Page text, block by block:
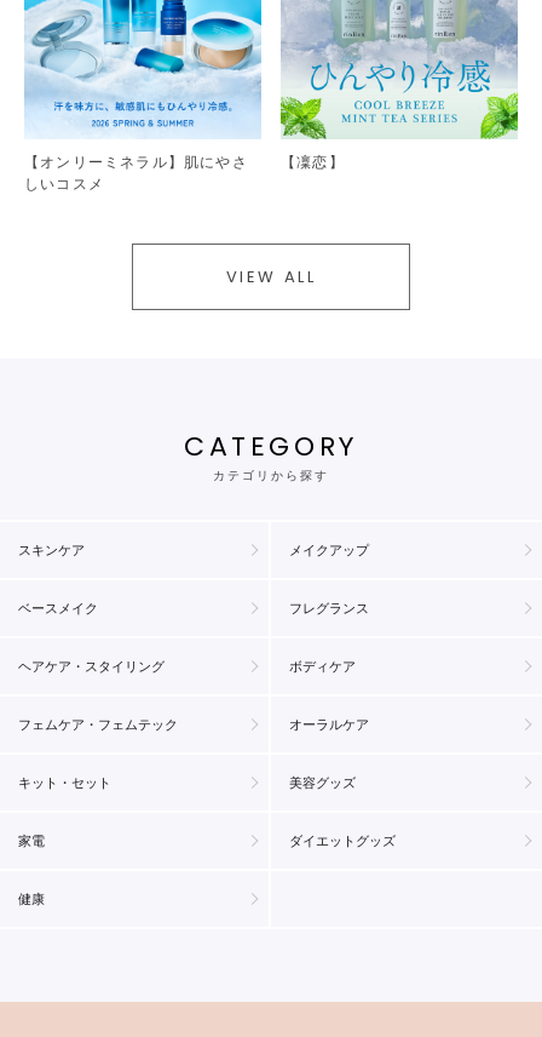
【オンリーミネラル】肌にやさ
しいコスメ
【凜恋】
VIEW ALL
CATEGORY
カテゴリから探す
スキンケア メイクアップ
ベースメイク フレグランス
ヘアケア・スタイリング ボディケア
フェムケア・フェムテック オーラルケア
キット・セット 美容グッズ
家電 ダイエットグッズ
健康